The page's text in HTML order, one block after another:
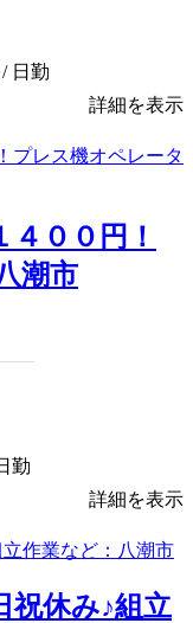
日勤
詳細を表示
００円！
潮市
勤
詳細を表示
祝休み♪組立